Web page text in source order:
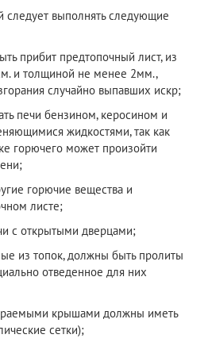
следует выполнять следующие
прибит предтопочный лист, из
и толщиной не менее 2мм.,
случайно выпавших искр;
печи бензином, керосином и
жидкостями, так как
горючего может произойти
горючие вещества и
листе;
с открытыми дверцами;
из топок, должны быть пролиты
отведенное для них
крышами должны иметь
сетки);